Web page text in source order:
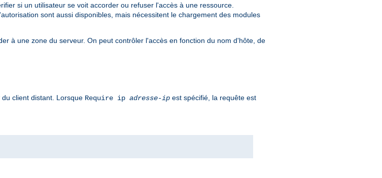
si un utilisateur se voit accorder ou refuser l'accès à une ressource.
sont aussi disponibles, mais nécessitent le chargement des modules
à une zone du serveur. On peut contrôler l'accès en fonction du nom d'hôte, de
client distant. Lorsque Require ip adresse-ip est spécifié, la requête est